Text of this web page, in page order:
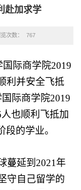
赴加求学
次数： 767
际商学院2019
利并安全飞抵
际商学院2019
人也顺利飞抵加
的学业。
蔓延到 2021 年
守自己留学的